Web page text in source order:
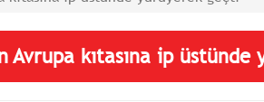
Avrupa kıtasına ip